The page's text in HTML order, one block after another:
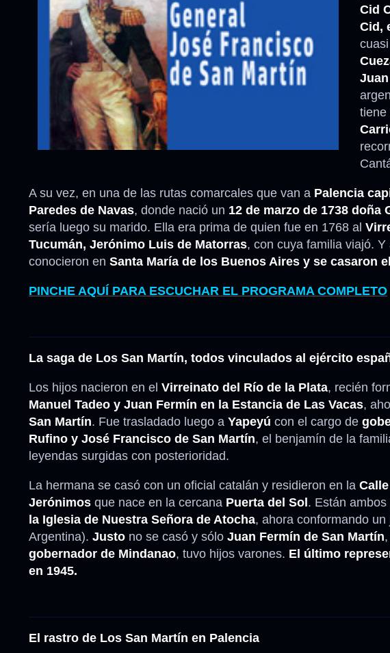
Cid
Cid,
tiene
A su vez, en una de las rutas comarcales que van a Palencia
Paredes de Navas, donde nació un 12 de marzo de 1738 doña
sería luego su marido. Ella era prima de quien fue en 1768 al
Tucumán, Jerónimo Luis de Matorras, con cuya familia viajó.
conocieron en Santa María de los Buenos Aires y se casaron
PINCHE AQUÍ PARA ESCUCHAR EL PROGRAMA COMPLETO
La saga de Los San Martín, todos vinculados al ejército
Los hijos nacieron en el Virreinato del Río de la Plata, recién
Manuel Tadeo y Juan Fermín en la Estancia de Las Vacas,
San Martín. Fue trasladado luego a Yapeyú con el cargo de
Rufino y José Francisco de San Martín, el benjamín de la
leyendas surgidas con posterioridad.
La hermana se casó con un oficial catalán y residieron en la
Jerónimos que nace en la cercana Puerta del Sol. Están
la Iglesia de Nuestra Señora de Atocha, ahora conformando
Argentina). Justo no se casó y sólo Juan Fermín de San Martín
gobernador de Mindanao, tuvo hijos varones. El último
en 1945.
El rastro de Los San Martín en Palencia